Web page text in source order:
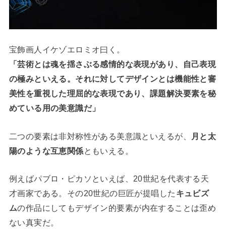
宝飾画人イケゾエロミオ曰く。
「芸術とは魂を揺さぶる感情的な表現があり、自己表現
の極みといえる。それに対してデザインとは機能性と審
美性を重視した理屈的な表現であり、課題解決要素を秘
めている用の美意識だ」
二つの要素は非対称性がある美意識といえるが、
月と太
陽のような互恵関係ともいえる。
例えばパブロ・ピカソといえば、20世紀を代表する天
才画家である。その20世紀の巨匠が提唱した キュビズ
ムの作品にしてもデザイン的要素が内在することは歪め
ない真実だ。